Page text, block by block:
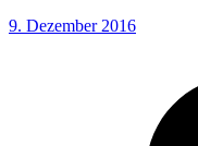
9. Dezember 2016